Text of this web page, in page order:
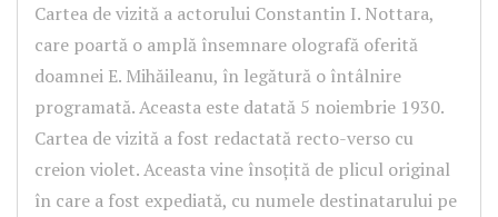
Cartea de vizită a actorului Constantin I. Nottara,
care poartă o amplă însemnare olografă oferită
doamnei E. Mihăileanu, în legătură o întâlnire
programată. Aceasta este datată 5 noiembrie 1930.
Cartea de vizită a fost redactată recto-verso cu
creion violet. Aceasta vine însoțită de plicul original
în care a fost expediată, cu numele destinatarului pe